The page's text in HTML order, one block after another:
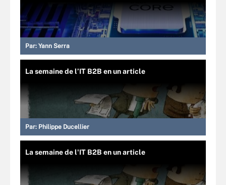
Par: Yann Serra
La semaine de l’IT B2B en un article
Par: Philippe Ducellier
La semaine de l'IT B2B en un article